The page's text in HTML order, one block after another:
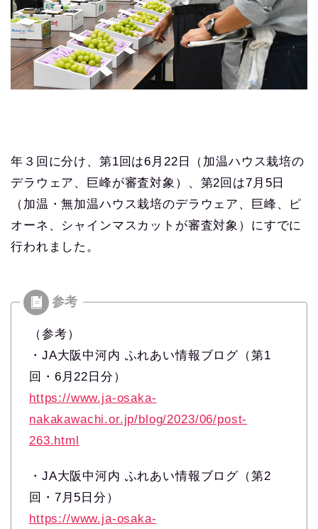
年３回に分け、第1回は6月22日（加温ハウス栽培の
デラウェア、巨峰が審査対象）、第2回は7月5日
（加温・無加温ハウス栽培のデラウェア、巨峰、ピ
オーネ、シャインマスカットが審査対象）にすでに
行われました。
（参考）
・JA大阪中河内 ふれあい情報ブログ（第1
回・6月22日分）
https://www.ja-osaka-
nakakawachi.or.jp/blog/2023/06/post-
263.html
・JA大阪中河内 ふれあい情報ブログ（第2
回・7月5日分）
https://www.ja-osaka-